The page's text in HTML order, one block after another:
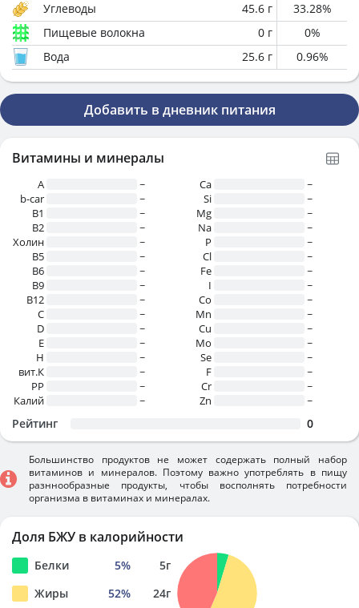
Углеводы
45.6 г 33.28%
Пищевые волокна
0 г 0%
Вода
25.6 г 0.96%
Добавить в дневник питания
Витамины и минералы
A
~
b-car
~
В1
~
B2
~
Холин
~
B5
~
B6
~
B9
~
B12
~
C
~
D
~
E
~
H
~
вит.К
~
PP
~
Калий
~
Ca
~
Si
~
Mg
~
Na
~
P
~
Cl
~
Fe
~
I
~
Co
~
Mn
~
Cu
~
Mo
~
Se
~
F
~
Cr
~
Zn
~
Рейтинг 0
Большинство продуктов не может содержать полный набор
витаминов и минералов. Поэтому важно употреблять в пищу
разннообразные продукты, чтобы восполнять потребности
организма в витаминах и минералах.
Доля БЖУ в калорийности
Белки 5% 5г
Жиры
52% 24г